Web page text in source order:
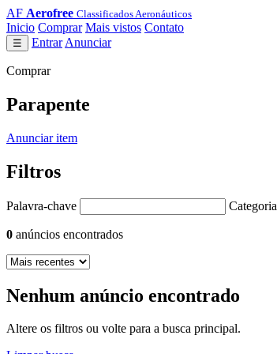
AF Aerofree Classificados Aeronáuticos
Inicio Comprar Mais vistos Contato
☰ Entrar Anunciar
Comprar
Parapente
Anunciar item
Filtros
Palavra-chave Categoria
0 anúncios encontrados
Nenhum anúncio encontrado
Altere os filtros ou volte para a busca principal.